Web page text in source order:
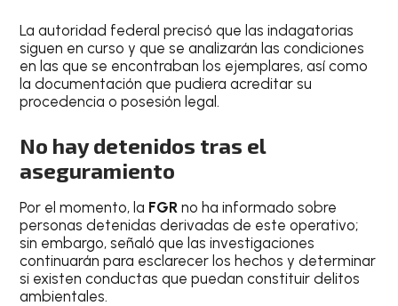
La autoridad federal precisó que las indagatorias
siguen en curso y que se analizarán las condiciones
en las que se encontraban los ejemplares, así como
la documentación que pudiera acreditar su
procedencia o posesión legal.
No hay detenidos tras el
aseguramiento
Por el momento, la FGR no ha informado sobre
personas detenidas derivadas de este operativo;
sin embargo, señaló que las investigaciones
continuarán para esclarecer los hechos y determinar
si existen conductas que puedan constituir delitos
ambientales.